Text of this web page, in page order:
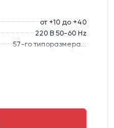
от +10 до +40
220 В 50-60 Hz